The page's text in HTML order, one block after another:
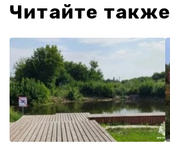
Читайте также